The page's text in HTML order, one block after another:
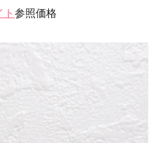
ト 参照価格